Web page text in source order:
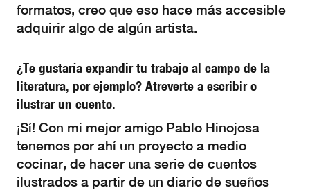
formatos, creo que eso hace más accesible
adquirir algo de algún artista.
¿Te gustaría expandir tu trabajo al campo de la
literatura, por ejemplo? Atreverte a escribir o
ilustrar un cuento.
¡Sí! Con mi mejor amigo Pablo Hinojosa
tenemos por ahí un proyecto a medio
cocinar, de hacer una serie de cuentos
ilustrados a partir de un diario de sueños